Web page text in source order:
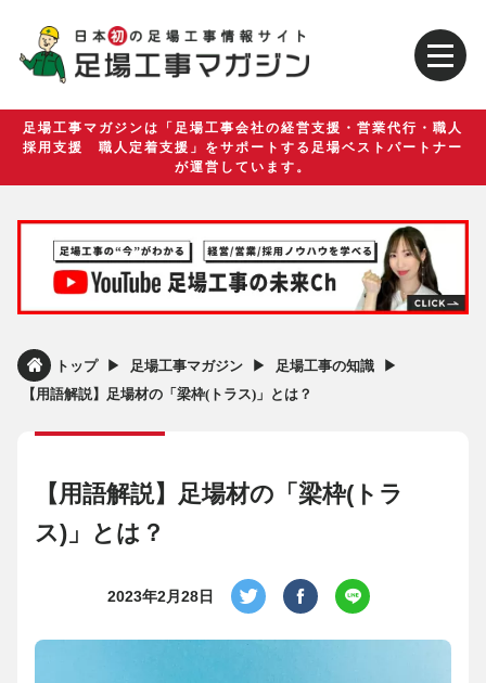
足場工事マガジンは「足場工事会社の経営支援・営業代行・職人
採用支援 職人定着支援」をサポートする足場ベストパートナー
が運営しています。
トップ ▶︎ 足場工事マガジン ▶︎ 足場工事の知識 ▶︎
【用語解説】足場材の「梁枠(トラス)」とは？
【用語解説】足場材の「梁枠(トラ
ス)」とは？
2023年2月28日